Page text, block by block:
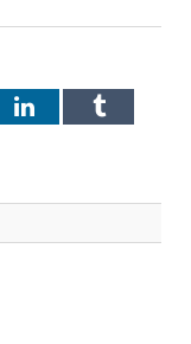
LinkedInTumblr